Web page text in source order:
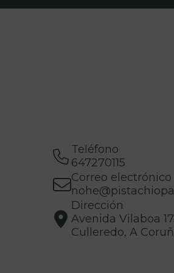
Teléfono
647270115
Correo electrónico
Dirección
Avenida Vilaboa
Culleredo, A